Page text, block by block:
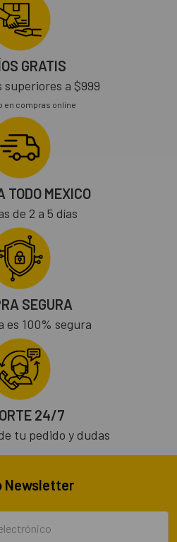
GRATIS
superiores a $999
en compras online
TODO MEXICO
de 2 a 5 días
SEGURA
es 100% segura
24/7
tu pedido y dudas
Newsletter